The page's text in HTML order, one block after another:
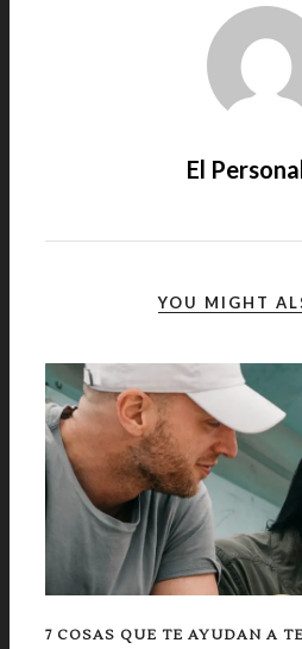
El
YOU MIGHT
7 COSAS QUE TE AYUDAN A